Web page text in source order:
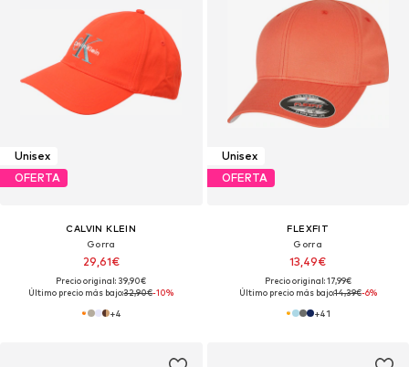
Unisex
OFERTA
CALVIN KLEIN
Gorra
29,61€
Precio original: 39,90€
Último precio más bajo:32,90€-10%
+4
Unisex
OFERTA
FLEXFIT
Gorra
13,49€
Precio original: 17,99€
Último precio más bajo:14,39€-6%
+41